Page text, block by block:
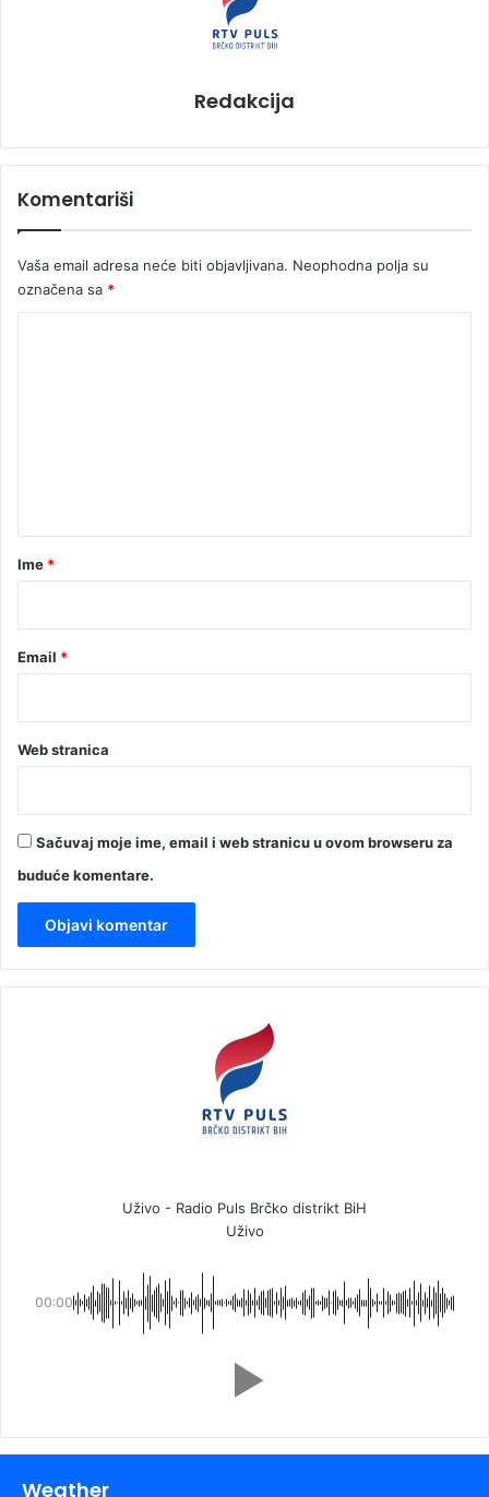
Redakcija
Komentariši
Vaša email adresa neće biti objavljivana. Neophodna polja su
označena sa *
rIme *
Email *
Web stranica
Sačuvaj moje ime, email i web stranicu u ovom browseru za
buduće komentare.
Uživo - Radio Puls Brčko distrikt BiH
Uživo
00:00
Weather